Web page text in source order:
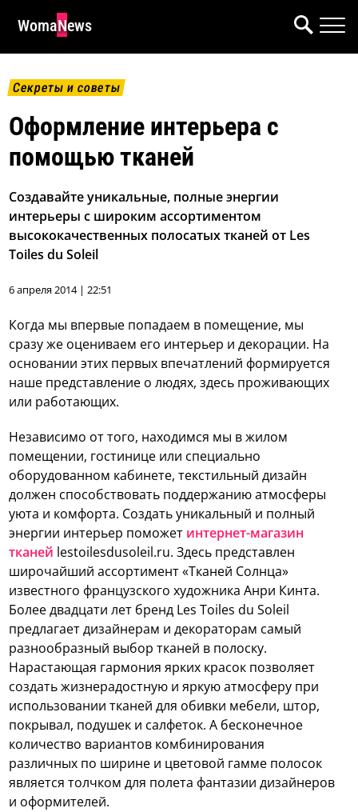
WomaNews
Секреты и советы
Оформление интерьера с
помощью тканей
Создавайте уникальные, полные энергии
интерьеры с широким ассортиментом
высококачественных полосатых тканей от Les
Toiles du Soleil
6 апреля 2014 | 22:51
Когда мы впервые попадаем в помещение, мы
сразу же оцениваем его интерьер и декорации. На
основании этих первых впечатлений формируется
наше представление о людях, здесь проживающих
или работающих.
Независимо от того, находимся мы в жилом
помещении, гостинице или специально
оборудованном кабинете, текстильный дизайн
должен способствовать поддержанию атмосферы
уюта и комфорта. Создать уникальный и полный
энергии интерьер поможет интернет-магазин
тканей lestoilesdusoleil.ru. Здесь представлен
широчайший ассортимент «Тканей Солнца»
известного французского художника Анри Кинта.
Более двадцати лет бренд Les Toiles du Soleil
предлагает дизайнерам и декораторам самый
разнообразный выбор тканей в полоску.
Нарастающая гармония ярких красок позволяет
создать жизнерадостную и яркую атмосферу при
использовании тканей для обивки мебели, штор,
покрывал, подушек и салфеток. А бесконечное
количество вариантов комбинирования
различных по ширине и цветовой гамме полосок
является толчком для полета фантазии дизайнеров
и оформителей.